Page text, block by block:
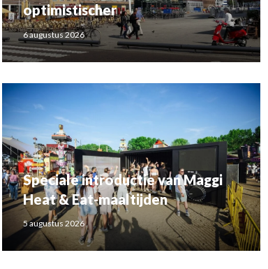
optimistischer
6 augustus 2026
Speciale introductie van Maggi
Heat & Eat-maaltijden
5 augustus 2026